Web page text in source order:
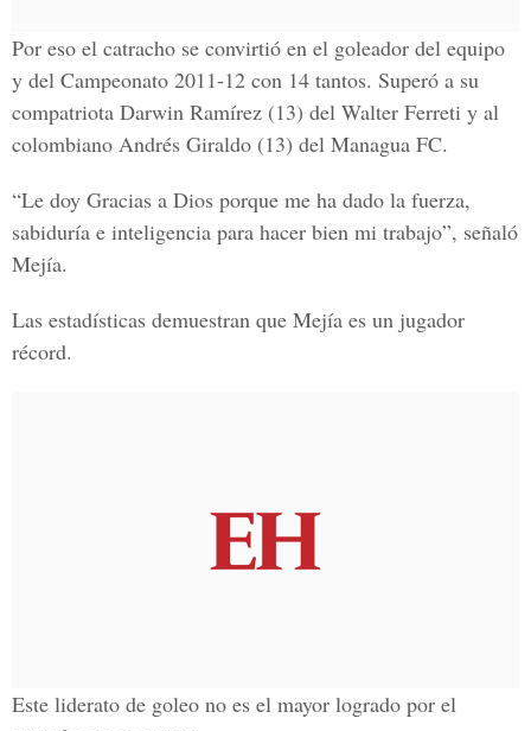
Por eso el catracho se convirtió en el goleador del equipo
y del Campeonato 2011-12 con 14 tantos. Superó a su
compatriota Darwin Ramírez (13) del Walter Ferreti y al
colombiano Andrés Giraldo (13) del Managua FC.
“Le doy Gracias a Dios porque me ha dado la fuerza,
sabiduría e inteligencia para hacer bien mi trabajo”, señaló
Mejía.
Las estadísticas demuestran que Mejía es un jugador
récord.
Este liderato de goleo no es el mayor logrado por el